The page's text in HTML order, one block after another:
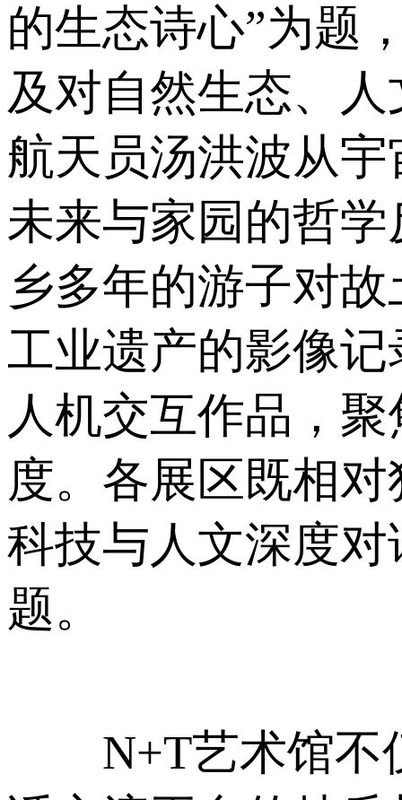
的生态诗心”为题
及对自然生态、
航天员汤洪波从
未来与家园的哲
乡多年的游子对
工业遗产的影像
人机交互作品，
度。各展区既相
科技与人文深度
题。
N+T艺术馆不仅